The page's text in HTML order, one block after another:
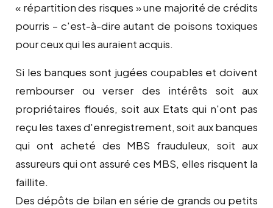
« répartition des risques » une majorité de crédits
pourris – c'est-à-dire autant de poisons toxiques
pour ceux qui les auraient acquis.
Si les banques sont jugées coupables et doivent
rembourser ou verser des intérêts soit aux
propriétaires floués, soit aux Etats qui n'ont pas
reçu les taxes d'enregistrement, soit aux banques
qui ont acheté des MBS frauduleux, soit aux
assureurs qui ont assuré ces MBS, elles risquent la
faillite.
Des dépôts de bilan en série de grands ou petits